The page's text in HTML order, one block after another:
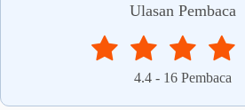
Ulasan Pembaca
4.4 - 16 Pembaca